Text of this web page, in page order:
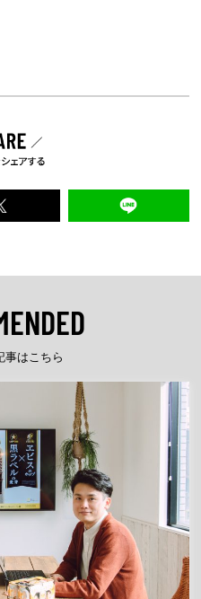
事はこちら
に対する気持
あてはまるも
ください。
続して応援した
積極的に協力し
！
未来を共に創っ
い！